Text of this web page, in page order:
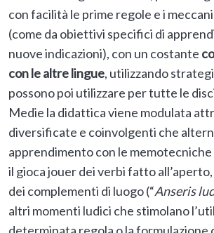
con facilità le prime regole e i
(come da obiettivi specifici di
nuove indicazioni), con un costante
con le altre lingue, utilizzando
possono poi utilizzare per tutte le
Medie la didattica viene modulata
diversificate e coinvolgenti che
apprendimento con le
il gioca jouer dei verbi fatto all’aperto,
dei complementi di luogo (“Anseris
altri momenti ludici che stimolano